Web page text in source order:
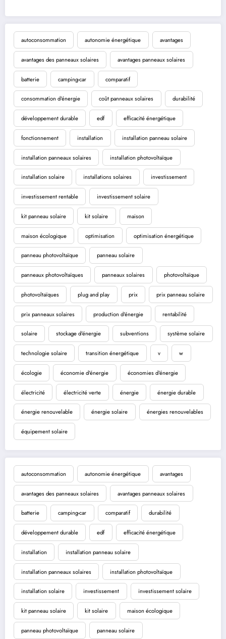
autoconsommation autonomie énergétique avantages
avantages des panneaux solaires avantages panneaux solaires
batterie camping-car comparatif
consommation d'énergie coût panneaux solaires durabilité
développement durable edf efficacité énergétique
fonctionnement installation installation panneau solaire
installation panneaux solaires installation photovoltaïque
installation solaire installations solaires investissement
investissement rentable investissement solaire
kit panneau solaire kit solaire maison
maison écologique optimisation optimisation énergétique
panneau photovoltaïque panneau solaire
panneaux photovoltaïques panneaux solaires photovoltaïque
photovoltaïques plug and play prix prix panneau solaire
prix panneaux solaires production d'énergie rentabilité
solaire stockage d'énergie subventions système solaire
technologie solaire transition énergétique v w
écologie économie d'énergie économies d'énergie
électricité électricité verte énergie énergie durable
énergie renouvelable énergie solaire énergies renouvelables
équipement solaire
autoconsommation autonomie énergétique avantages
avantages des panneaux solaires avantages panneaux solaires
batterie camping-car comparatif durabilité
développement durable edf efficacité énergétique
installation installation panneau solaire
installation panneaux solaires installation photovoltaïque
installation solaire investissement investissement solaire
kit panneau solaire kit solaire maison écologique
panneau photovoltaïque panneau solaire